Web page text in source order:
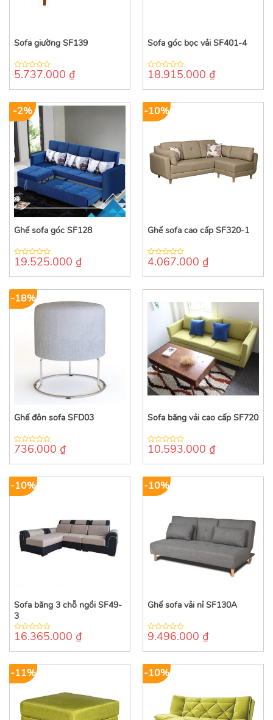
Sofa giường SF139
0
of
5.737.000 ₫
Sofa góc bọc vải SF401-4
0
of
18.915.000 ₫
-2%
Ghế sofa góc SF128
0
of
19.525.000 ₫
-10%
Ghế sofa cao cấp SF320-1
0
of
4.067.000 ₫
-18%
Ghế đôn sofa SFD03
0
of
736.000 ₫
Sofa băng vải cao cấp SF720
0
of
10.593.000 ₫
-10%
Sofa băng 3 chỗ ngồi SF49-
3
0
of
16.365.000 ₫
-10%
Ghế sofa vải nỉ SF130A
0
of
9.496.000 ₫
-11% -10%